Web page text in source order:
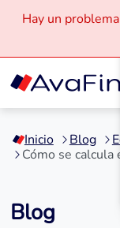
Saltar
contenido
Hay un
Inicio Blog
Cómo se
Blog